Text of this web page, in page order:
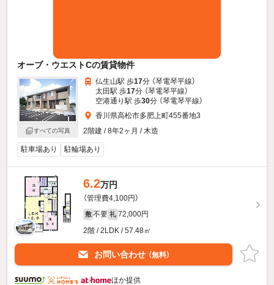
オーブ・ウエストCの賃貸物件
すべての写真
仏生山駅 歩17分 （琴電琴平線）
太田駅 歩17分 （琴電琴平線）
空港通り駅 歩30分 （琴電琴平線）
香川県高松市多肥上町455番地3
2階建 / 8年2ヶ月 / 木造
駐車場あり 駐輪場あり
6.2万円
（管理費4,100円）
敷 不要 礼 72,000円
2階 / 2LDK / 57.48㎡
お問い合わせ （無料）
ほか提供